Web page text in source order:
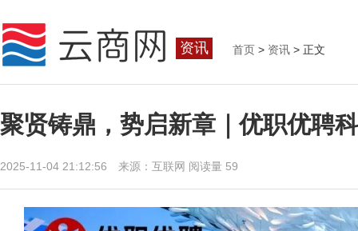
资讯 首页 > 资讯 > 正文
聚贤铸鼎，势启新章｜优职优聘
2025-11-04 21:12:56 来源：互联网 阅读量 59